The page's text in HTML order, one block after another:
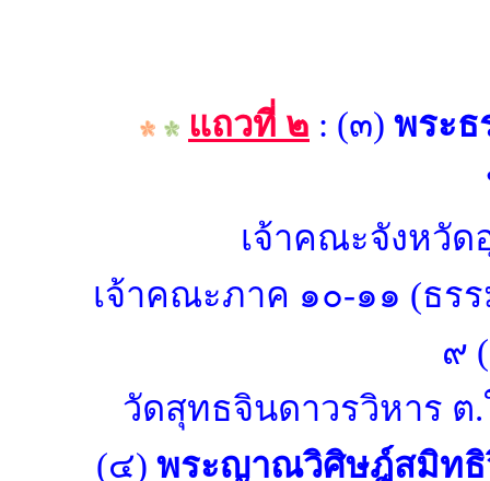
แถวที่ ๒ : (๓) พระ
เจ้าคณะจังหวัด
เจ้าคณะภาค ๑๐-๑๑ (ธร
๙
วัดสุทธจินดาวรวิหาร ต
(๔) พระญาณวิศิษฎ์สมิทธิ